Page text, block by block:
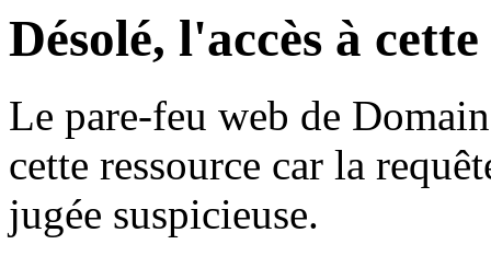
Désolé, l'accès à
Le pare-feu web de
cette ressource car la
jugée suspicieuse.